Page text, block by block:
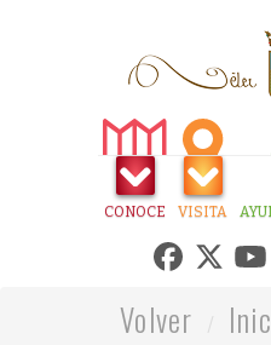
CONOCE VISITA
Volver